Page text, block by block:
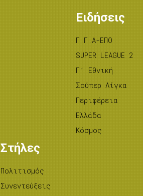
Ειδήσεις
Γ.Γ.Α-ΕΠΟ
SUPER LEAGUE 2
Γ’ Εθνική
Σούπερ Λίγκα
Περιφέρεια
Ελλάδα
Κόσμος
Στήλες
Πολιτισμός
Συνεντεύξεις